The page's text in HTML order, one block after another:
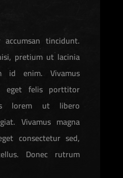
tincidunt.
pretium ut lacinia
id enim. Vivamus
eget felis porttitor
lorem ut libero
Vivamus magna
consectetur sed,
Donec rutrum